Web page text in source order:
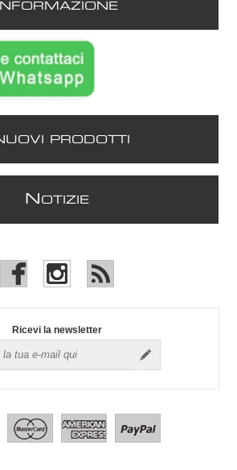
NFORMAZIONE
PRODOTTI
N OTIZIE
Ricevi la newsletter